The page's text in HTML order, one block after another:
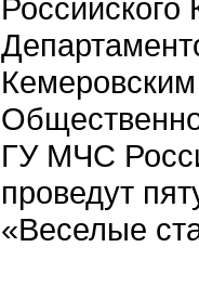
Российского
ГУ МЧС
проведут
«Веселые